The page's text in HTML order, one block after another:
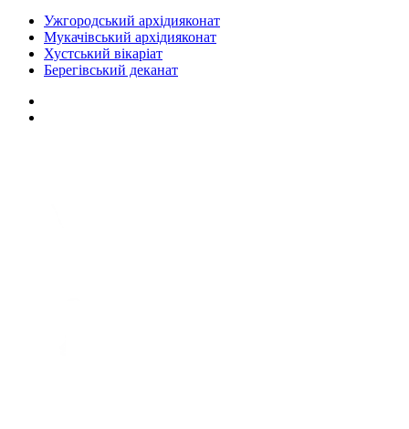
Ужгородський архідияконат
Мукачівський архідияконат
Хустський вікаріат
Берегівський деканат